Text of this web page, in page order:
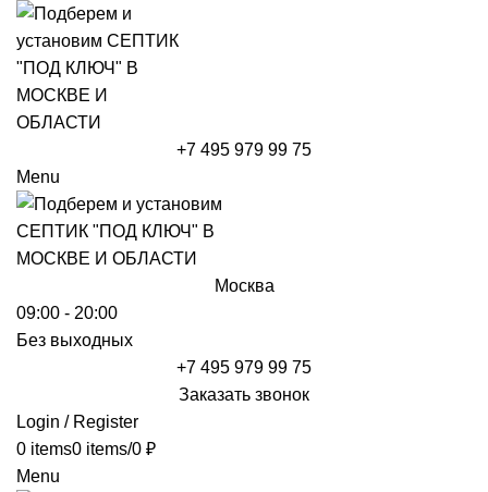
+7 495 979 99 75
Menu
Москва
09:00 - 20:00
Без выходных
+7 495 979 99 75
Заказать звонок
Login / Register
0 items0 items/0 ₽
Menu